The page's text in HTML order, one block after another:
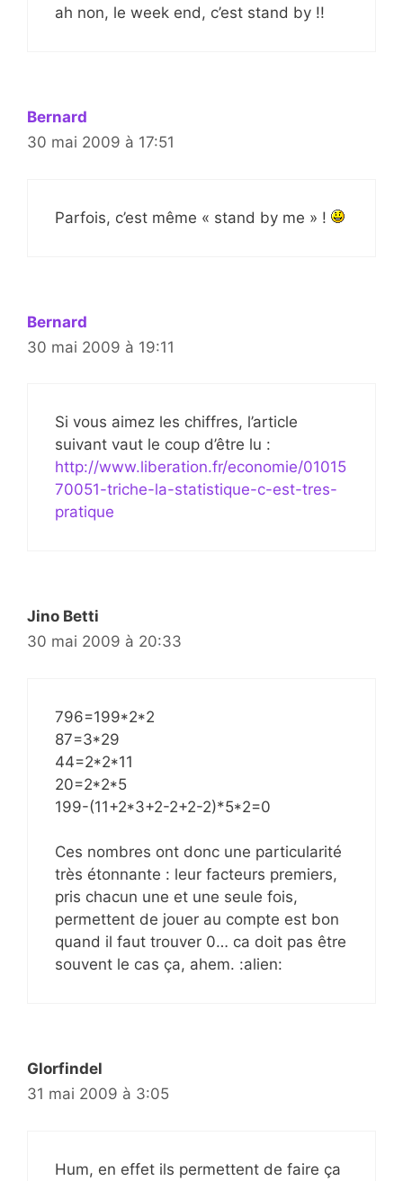
ah non, le week end, c’est stand by !!
Bernard
30 mai 2009 à 17:51
Parfois, c’est même « stand by me » !
Bernard
30 mai 2009 à 19:11
Si vous aimez les chiffres, l’article
suivant vaut le coup d’être lu :
http://www.liberation.fr/economie/01015
70051-triche-la-statistique-c-est-tres-
pratique
Jino Betti
30 mai 2009 à 20:33
796=199*2*2
87=3*29
44=2*2*11
20=2*2*5
199-(11+2*3+2-2+2-2)*5*2=0
Ces nombres ont donc une particularité
très étonnante : leur facteurs premiers,
pris chacun une et une seule fois,
permettent de jouer au compte est bon
quand il faut trouver 0… ca doit pas être
souvent le cas ça, ahem. :alien:
Glorfindel
31 mai 2009 à 3:05
Hum, en effet ils permettent de faire ça